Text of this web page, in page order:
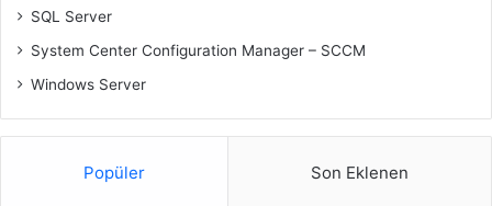
SQL Server
System Center Configuration Manager – SCCM
Windows Server
Popüler Son Eklenen